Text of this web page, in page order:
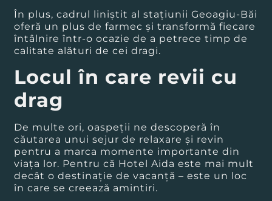
În plus, cadrul liniștit al stațiunii Geoagiu-Băi
oferă un plus de farmec și transformă fiecare
întâlnire într-o ocazie de a petrece timp de
calitate alături de cei dragi.
Locul în care revii cu
drag
De multe ori, oaspeții ne descoperă în
căutarea unui sejur de relaxare și revin
pentru a marca momente importante din
viața lor. Pentru că Hotel Aida este mai mult
decât o destinație de vacanță – este un loc
în care se creează amintiri.